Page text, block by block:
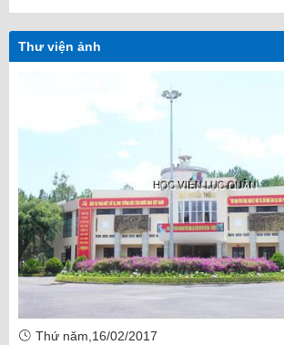
Thư viện ảnh
Thứ năm,16/02/2017